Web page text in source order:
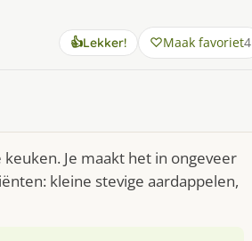
👍Lekker! Maak favoriet4
Je maakt het in ongeveer
kleine stevige aardappelen,